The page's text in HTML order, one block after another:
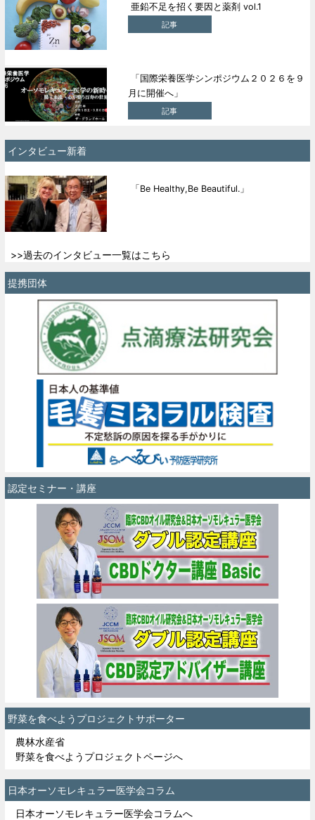
亜鉛不足を招く要因と薬剤 vol.1
記事
「国際栄養医学シンポジウム２０２６を９
月に開催へ」
記事
インタビュー新着
「Be Healthy,Be Beautiful.」
>>過去のインタビュー一覧はこちら
提携団体
認定セミナー・講座
野菜を食べようプロジェクトサポーター
農林水産省
野菜を食べようプロジェクトページへ
日本オーソモレキュラー医学会コラム
日本オーソモレキュラー医学会コラムへ